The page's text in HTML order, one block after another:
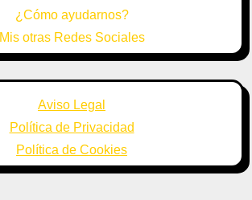
¿Cómo ayudarnos?
Mis otras Redes Sociales
Aviso Legal
Política de Privacidad
Política de Cookies